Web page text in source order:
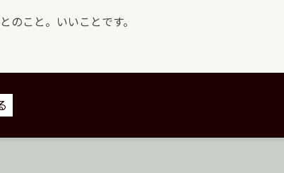
のこと。いいことです。